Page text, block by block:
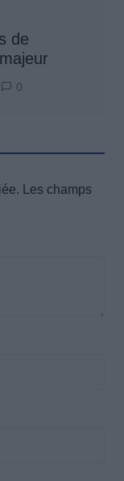
de
0
Les champs